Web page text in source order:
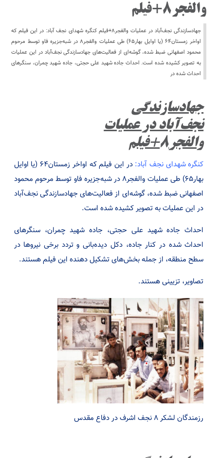
والفجر۸+فیلم
جهادسازندگی نجف‌آباد در عملیات والفجر۸+فیلم کنگره شهدای نجف آباد: در این فیلم که
اواخر زمستان۶۴ (یا اوایل بهار۶۵) طی عملیات والفجر۸ در شبه‌جزیره فاو توسط مرحوم
محمود اصفهانی ضبط شده، گوشه‌ای از فعالیت‌های جهاد‌سازندگی نجف‌آباد در این عملیات
به تصویر کشیده شده است. احداث جاده شهید علی حجتی، جاده شهید چمران، سنگرهای
احداث شده در
جهادسازندگی
نجف‌آباد در عملیات
والفجر۸+فیلم
کنگره شهدای نجف آباد:
در این فیلم که اواخر زمستان۶۴ (یا اوایل
بهار۶۵) طی عملیات والفجر۸ در شبه‌جزیره فاو توسط مرحوم محمود
اصفهانی ضبط شده، گوشه‌ای از فعالیت‌های جهاد‌سازندگی نجف‌آباد
در این عملیات به تصویر کشیده شده است.
احداث جاده شهید علی حجتی، جاده شهید چمران، سنگرهای
احداث شده در کنار جاده، دکل دیده‌بانی و تردد برخی نیروها در
سطح منطقه، از جمله بخش‌های تشکیل دهنده این فیلم هستند.
تصاویر، تزیینی هستند.
رزمندگان لشکر ۸ نجف اشرف در دفاع مقدس